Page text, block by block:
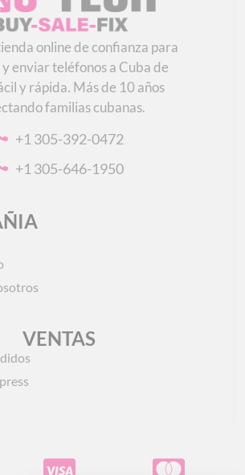
online de confianza para
enviar teléfonos a Cuba de
y rápida. Más de 10 años
familias cubanas.
+1 305-392-0472
+1 305-646-1950
VENTAS